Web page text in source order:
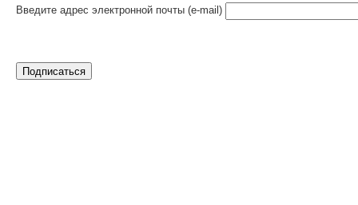
Введите адрес электронной почты (e-mail)